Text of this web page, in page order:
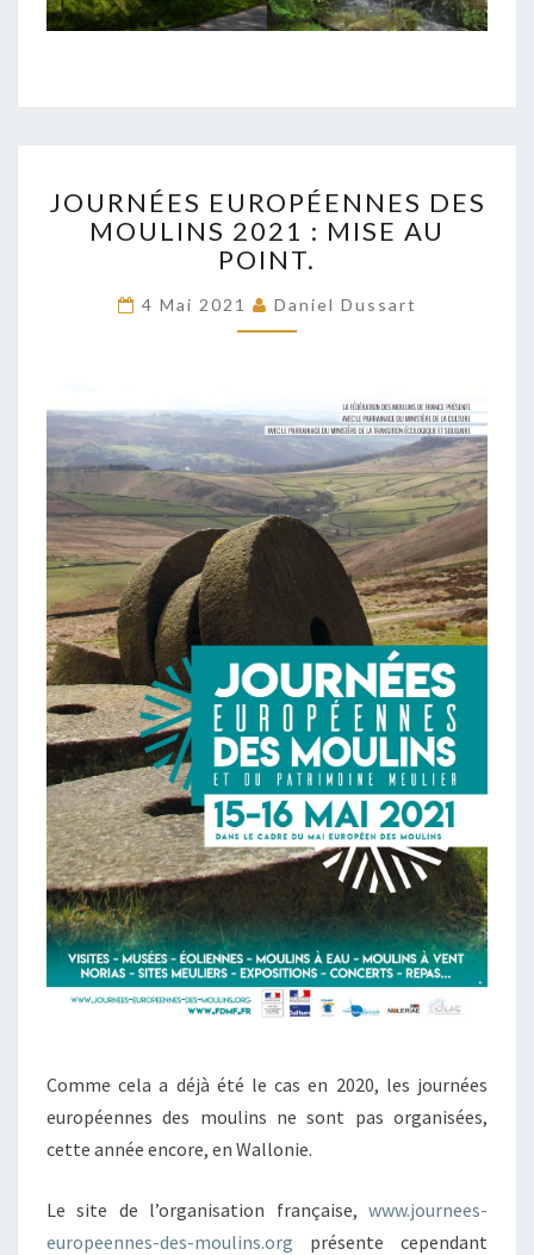
EUROPÉENNES
DES
MOULINS
MISE
JOURNÉES EUROPÉENNES DES
MOULINS 2021 : MISE AU
POINT.
4 Mai 2021 Daniel Dussart
Comme cela a déjà été le cas en 2020, les journées
européennes des moulins ne sont pas organisées,
cette année encore, en Wallonie.
Le site de l’organisation française, www.journees-
europeennes-des-moulins.org présente cependant